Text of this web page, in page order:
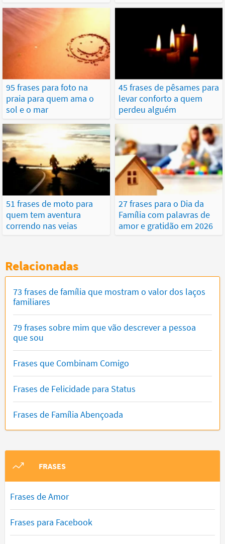
95 frases para foto na
praia para quem ama o
sol e o mar
45 frases de pêsames para
levar conforto a quem
perdeu alguém
51 frases de moto para
quem tem aventura
correndo nas veias
27 frases para o Dia da
Família com palavras de
amor e gratidão em 2026
Relacionadas
73 frases de família que mostram o valor dos laços
familiares
79 frases sobre mim que vão descrever a pessoa
que sou
Frases que Combinam Comigo
Frases de Felicidade para Status
Frases de Família Abençoada
FRASES
Frases de Amor
Frases para Facebook